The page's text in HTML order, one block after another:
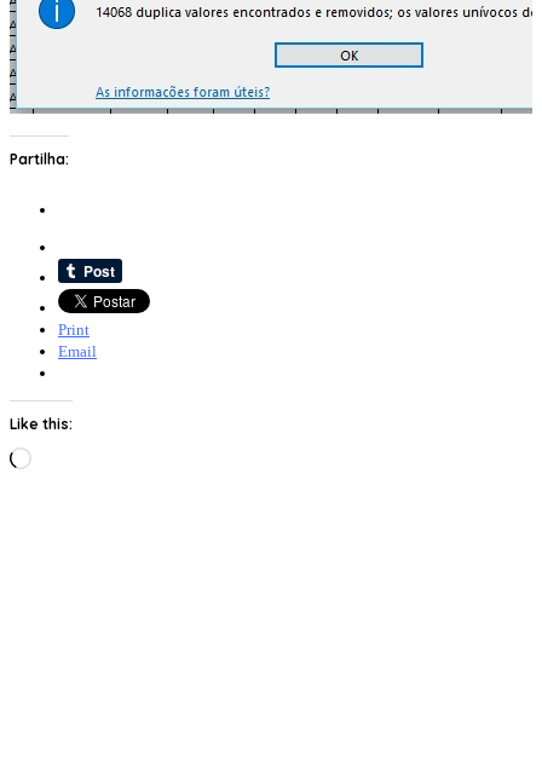
Partilha:
Print
Email
Like this:
Loading…